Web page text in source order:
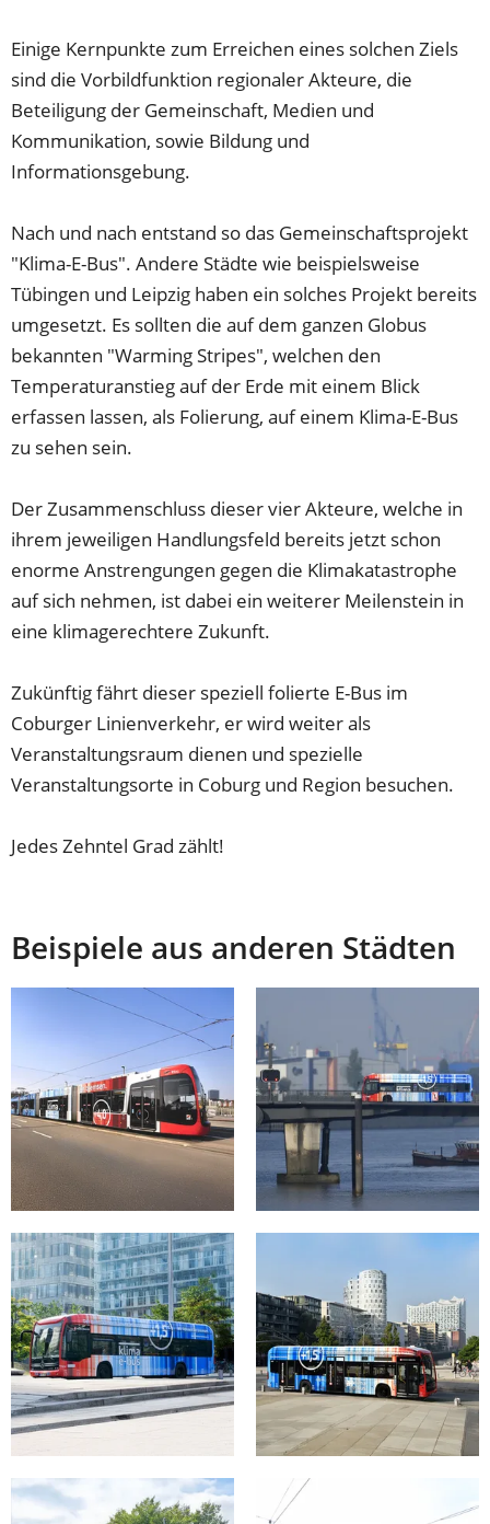
Tab)
Einige Kernpunkte zum Erreichen eines solchen Ziels
sind die Vorbildfunktion regionaler Akteure, die
Beteiligung der Gemeinschaft, Medien und
Kommunikation, sowie Bildung und
Informationsgebung.
Nach und nach entstand so das Gemeinschaftsprojekt
"Klima-E-Bus". Andere Städte wie beispielsweise
Tübingen und Leipzig haben ein solches Projekt bereits
umgesetzt. Es sollten die auf dem ganzen Globus
bekannten "Warming Stripes", welchen den
Temperaturanstieg auf der Erde mit einem Blick
erfassen lassen, als Folierung, auf einem Klima-E-Bus
zu sehen sein.
Der Zusammenschluss dieser vier Akteure, welche in
ihrem jeweiligen Handlungsfeld bereits jetzt schon
enorme Anstrengungen gegen die Klimakatastrophe
auf sich nehmen, ist dabei ein weiterer Meilenstein in
eine klimagerechtere Zukunft.
Zukünftig fährt dieser speziell folierte E-Bus im
Coburger Linienverkehr, er wird weiter als
Veranstaltungsraum dienen und spezielle
Veranstaltungsorte in Coburg und Region besuchen.
Jedes Zehntel Grad zählt!
Beispiele aus anderen Städten
Straßenbahn in
Bremen
Klima E-Bus in
Hamburg
Klima E-Bus in
Klima E-Bus in